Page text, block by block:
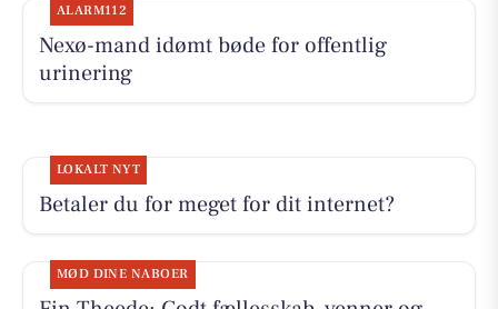
ALARM112
Nexø-mand idømt bøde for offentlig
urinering
LOKALT NYT
Betaler du for meget for dit internet?
MØD DINE NABOER